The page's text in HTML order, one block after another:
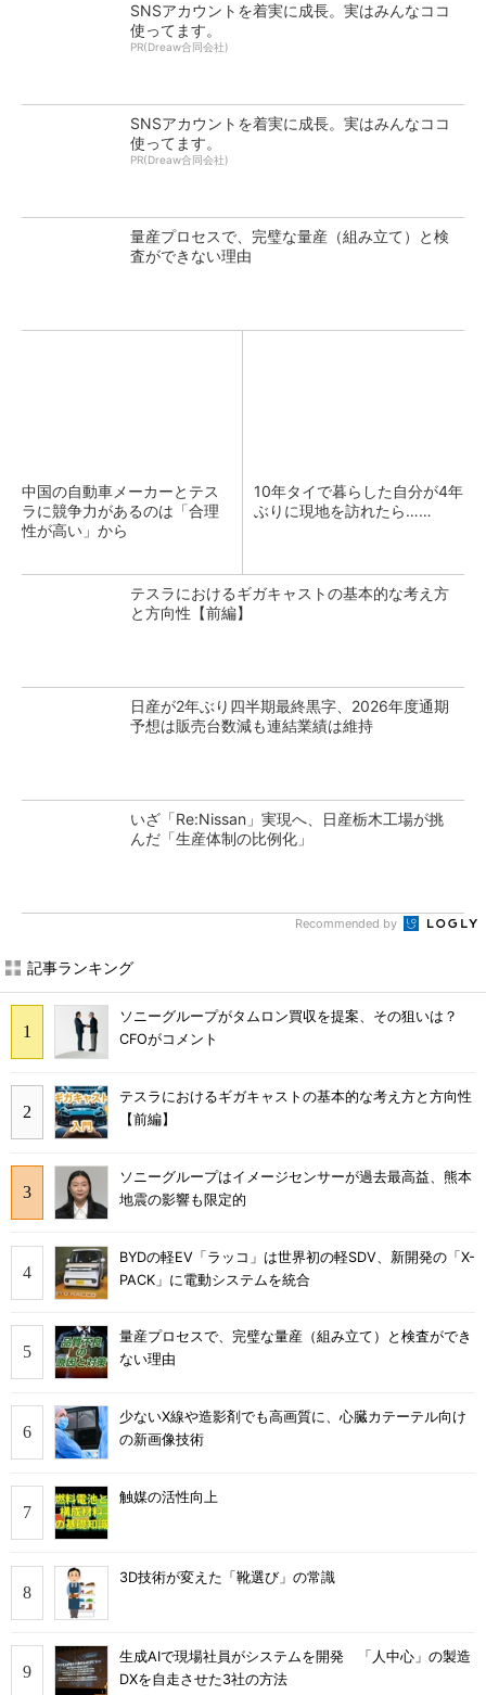
SNSアカウントを着実に成長。実はみんなココ
使ってます。
PR(Dreaw合同会社)
SNSアカウントを着実に成長。実はみんなココ
使ってます。
PR(Dreaw合同会社)
量産プロセスで、完璧な量産（組み立て）と検
査ができない理由
中国の自動車メーカーとテス
ラに競争力があるのは「合理
性が高い」から
10年タイで暮らした自分が4年
ぶりに現地を訪れたら……
テスラにおけるギガキャストの基本的な考え方
と方向性【前編】
日産が2年ぶり四半期最終黒字、2026年度通期
予想は販売台数減も連結業績は維持
いざ「Re:Nissan」実現へ、日産栃木工場が挑
んだ「生産体制の比例化」
Recommended by
記事ランキング
ソニーグループがタムロン買収を提案、その狙いは？
CFOがコメント
テスラにおけるギガキャストの基本的な考え方と方向性
【前編】
ソニーグループはイメージセンサーが過去最高益、熊本
地震の影響も限定的
BYDの軽EV「ラッコ」は世界初の軽SDV、新開発の「X-
PACK」に電動システムを統合
量産プロセスで、完璧な量産（組み立て）と検査ができ
ない理由
少ないX線や造影剤でも高画質に、心臓カテーテル向け
の新画像技術
触媒の活性向上
3D技術が変えた「靴選び」の常識
生成AIで現場社員がシステムを開発 「人中心」の製造
DXを自走させた3社の方法